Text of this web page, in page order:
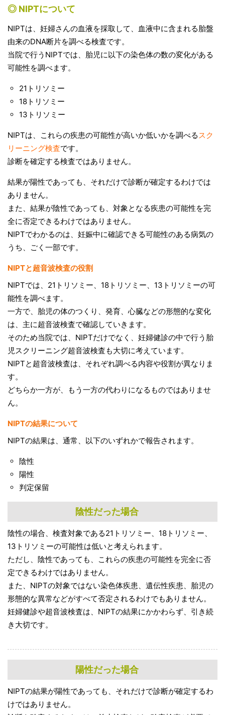
◎ NIPTについて
NIPTは、妊婦さんの血液を採取して、血液中に含まれる胎盤
由来のDNA断片を調べる検査です。
当院で行うNIPTでは、胎児に以下の染色体の数の変化がある
可能性を調べます。
21トリソミー
18トリソミー
13トリソミー
NIPTは、これらの疾患の可能性が高いか低いかを調べる スク
リーニング検査です。
診断を確定する検査ではありません。
結果が陽性であっても、それだけで診断が確定するわけでは
ありません。
また、結果が陰性であっても、対象となる疾患の可能性を完
全に否定できるわけではありません。
NIPTでわかるのは、妊娠中に確認できる可能性のある病気の
うち、ごく一部です。
NIPTと超音波検査の役割
NIPTでは、21トリソミー、18トリソミー、13トリソミーの可
能性を調べます。
一方で、胎児の体のつくり、発育、心臓などの形態的な変化
は、主に超音波検査で確認していきます。
そのため当院では、NIPTだけでなく、妊婦健診の中で行う胎
児スクリーニング超音波検査も大切に考えています。
NIPTと超音波検査は、それぞれ調べる内容や役割が異なりま
す。
どちらか一方が、もう一方の代わりになるものではありませ
ん。
NIPTの結果について
NIPTの結果は、通常、以下のいずれかで報告されます。
陰性
陽性
判定保留
陰性だった場合
陰性の場合、検査対象である21トリソミー、18トリソミー、
13トリソミーの可能性は低いと考えられます。
ただし、陰性であっても、これらの疾患の可能性を完全に否
定できるわけではありません。
また、NIPTの対象ではない染色体疾患、遺伝性疾患、胎児の
形態的な異常などがすべて否定されるわけでもありません。
妊婦健診や超音波検査は、NIPTの結果にかかわらず、引き続
き大切です。
陽性だった場合
NIPTの結果が陽性であっても、それだけで診断が確定するわ
けではありません。